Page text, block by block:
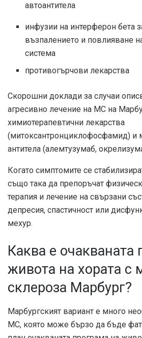
автоантитела
инфузии на интерферон бета
възпалението и повлияване
система
противогърчови лекарства
Скорошни доклади за случаи
агресивно лечение на МС на
химиотерапевтични лекарства
(митоксантронциклофосфамид) и
антитела (алемтузумаб,
Когато симптомите се
също така да препоръчат
терапия и лечение на свързани
депресия, спастичност или
мехур.
Каква е очакваната
живота на хората с
склероза Марбург?
Марбургският вариант е много
МС, която може бързо да бъде